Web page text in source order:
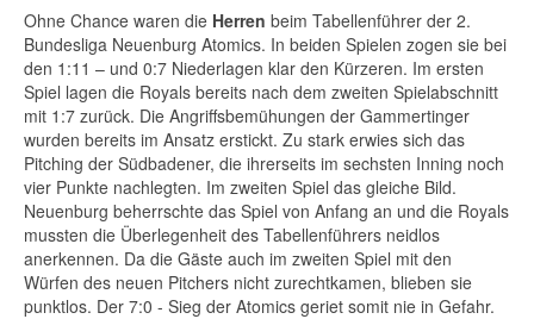
Ohne Chance waren die Herren beim Tabellenführer der 2.
Bundesliga Neuenburg Atomics. In beiden Spielen zogen sie bei
den 1:11 – und 0:7 Niederlagen klar den Kürzeren. Im ersten
Spiel lagen die Royals bereits nach dem zweiten Spielabschnitt
mit 1:7 zurück. Die Angriffsbemühungen der Gammertinger
wurden bereits im Ansatz erstickt. Zu stark erwies sich das
Pitching der Südbadener, die ihrerseits im sechsten Inning noch
vier Punkte nachlegten. Im zweiten Spiel das gleiche Bild.
Neuenburg beherrschte das Spiel von Anfang an und die Royals
mussten die Überlegenheit des Tabellenführers neidlos
anerkennen. Da die Gäste auch im zweiten Spiel mit den
Würfen des neuen Pitchers nicht zurechtkamen, blieben sie
punktlos. Der 7:0 - Sieg der Atomics geriet somit nie in Gefahr.